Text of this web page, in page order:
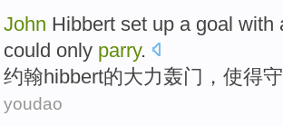
John Hibbert set up a goal with
could only parry.
约翰hibbert的大力轰门，使得
youdao